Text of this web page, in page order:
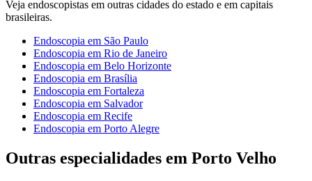
Veja endoscopistas em outras cidades do estado e em capitais
brasileiras.
Endoscopia em São Paulo
Endoscopia em Rio de Janeiro
Endoscopia em Belo Horizonte
Endoscopia em Brasília
Endoscopia em Fortaleza
Endoscopia em Salvador
Endoscopia em Recife
Endoscopia em Porto Alegre
Outras especialidades em Porto Velho